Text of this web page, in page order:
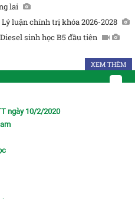
lai
luận chính trị khóa 2026-2028
sinh học B5 đầu tiên
XEM THÊM
ngày 10/2/2020